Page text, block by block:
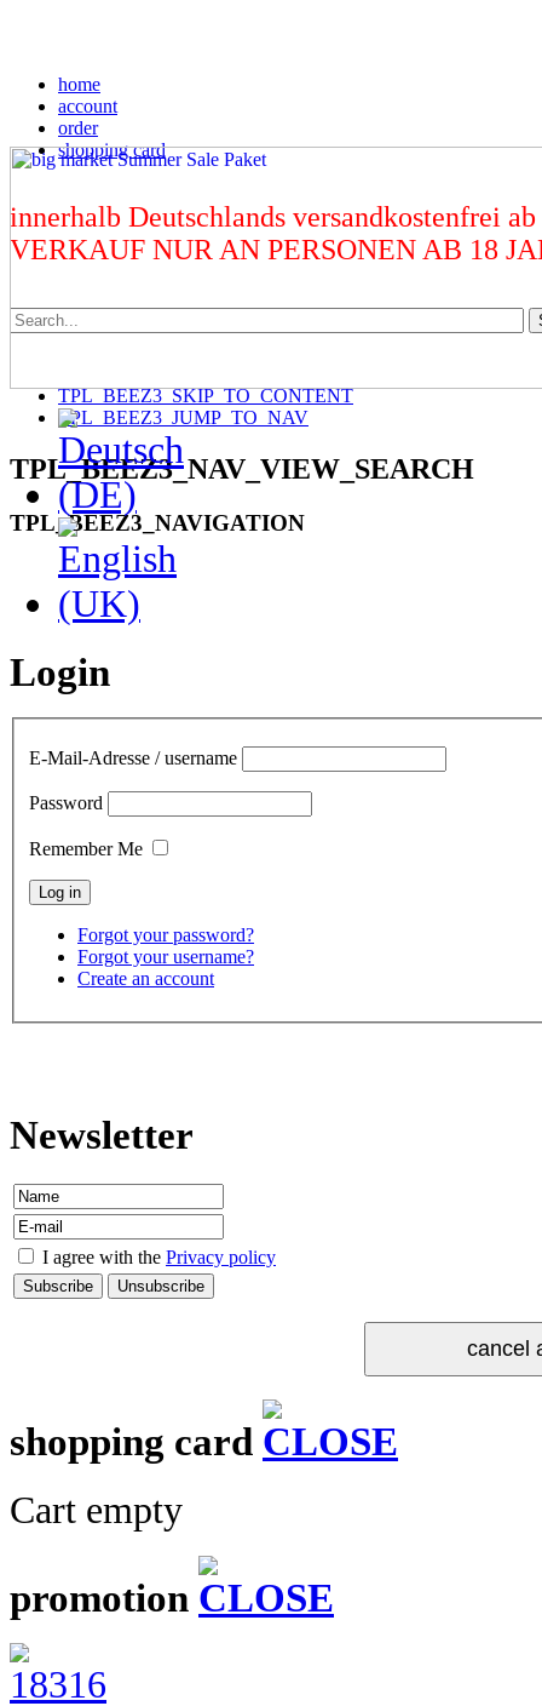
home
account
order
shopping card
innerhalb Deutschlands versandkostenfrei
VERKAUF NUR AN PERSONEN AB 18
TPL_BEEZ3_SKIP_TO_CONTENT
TPL_BEEZ3_JUMP_TO_NAV
TPL_BEEZ3_NAV_VIEW_SEARCH
TPL_BEEZ3_NAVIGATION
Login
E-Mail-Adresse / username
Password
Remember Me
Forgot your password?
Forgot your username?
Create an account
Newsletter
I agree with the Privacy policy
shopping card
Cart empty
promotion